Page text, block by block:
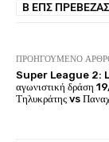
Β ΕΠΣ
ΠΡΟΗΓΟΎΜΕΝΟ
Super League 2:
αγωνιστική δράση
Τηλυκράτης vs